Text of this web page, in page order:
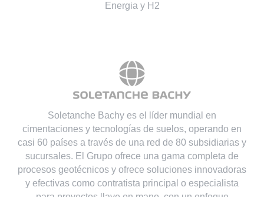
Energia y H2
Soletanche Bachy es el líder mundial en
cimentaciones y tecnologías de suelos, operando en
casi 60 países a través de una red de 80 subsidiarias y
sucursales. El Grupo ofrece una gama completa de
procesos geotécnicos y ofrece soluciones innovadoras
y efectivas como contratista principal o especialista